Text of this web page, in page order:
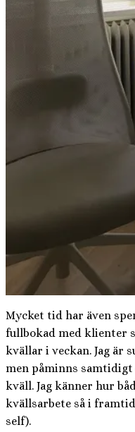
Mycket tid har även
fullbokad med klienter
kvällar i veckan. Jag är
men påminns
kväll. Jag känner hur
kvällsarbete så i
self).